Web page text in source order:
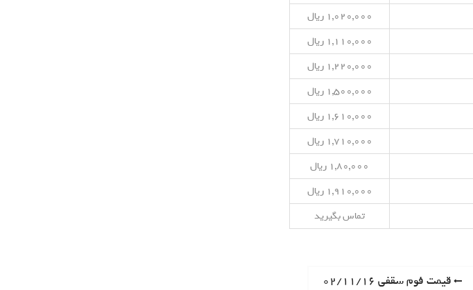
۱,۰۲۰,۰۰۰ ریال
۱,۱۱۰,۰۰۰ ریال
۱,۲۲۰,۰۰۰ ریال
۱,۵۰۰,۰۰۰ ریال
۱,۶۱۰,۰۰۰ ریال
۱,۷۱۰,۰۰۰ ریال
۱,۸۰,۰۰۰ ریال
۱,۹۱۰,۰۰۰ ریال
تماس بگیرید
P
قیمت فوم سقفی ۰۲/۱۱/۱۶